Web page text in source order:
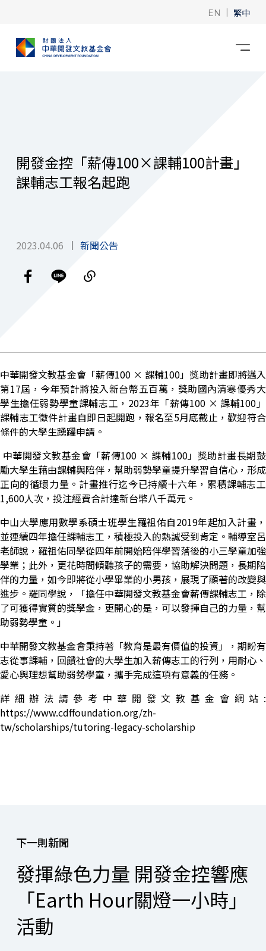
EN | 繁中
開發金控「薪傳100×課輔100計畫」
課輔志工報名起跑
2023.04.06 新聞公告
中華開發文教基金會「薪傳100 × 課輔100」獎助計畫即將邁入
第17屆，今年預計將投入新台幣五百萬，獎助國內清寒優秀大
學生擔任弱勢學童課輔志工， 2023年「薪傳100 × 課輔100」
課輔志工徵件計畫自即日起開跑，報名至5月底截止，歡迎符合
條件的大學生踴躍申請。
中華開發文教基金會「薪傳100 × 課輔100」獎助計畫長期鼓
勵大學生藉由課輔與陪伴，幫助弱勢學童提升學習自信心，形成
正向的循環力量。計畫推行迄今已持續十六年，累積課輔志工
1,600人次，投注經費合計達新台幣八千萬元。
中山大學應用數學系碩士班學生羅祖佑自2019年起加入計畫，
並連續四年擔任課輔志工，積極投入的熱誠受到肯定。輔導室呂
老師說，羅祖佑同學從四年前開始陪伴學習落後的小三學童加強
學業；此外，更花時間傾聽孩子的需要，協助解決問題，長期陪
伴的力量，如今即將從小學畢業的小男孩，展現了顯著的改變與
進步。羅同學說，「擔任中華開發文教基金會薪傳課輔志工，除
了可獲得實質的獎學金，更開心的是，可以發揮自己的力量，幫
助弱勢學童。」
中華開發文教基金會秉持著「教育是最有價值的投資」，期盼有
志從事課輔，回饋社會的大學生加入薪傳志工的行列，用耐心、
愛心與理想幫助弱勢學童，攜手完成這項有意義的任務。
詳細辦法請參考中華開發文教基金會網站 :
https://www.cdffoundation.org/zh-
tw/scholarships/tutoring-legacy-scholarship
下一則新聞
發揮綠色力量 開發金控響應
「Earth Hour關燈一小時」
活動